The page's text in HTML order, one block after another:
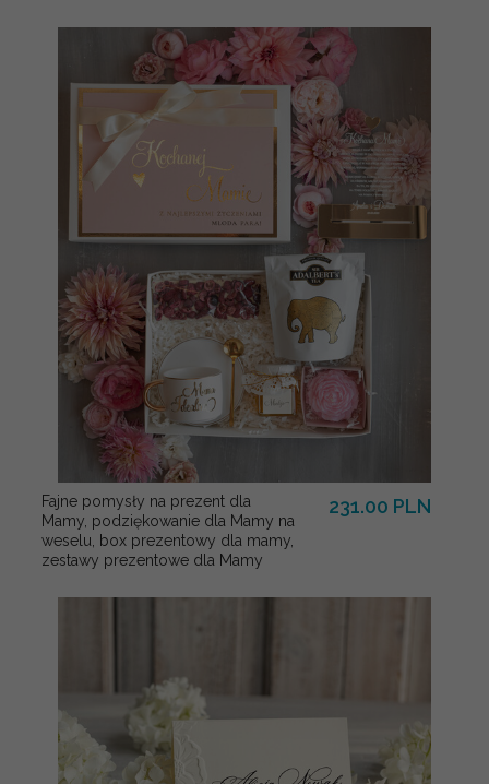
Fajne pomysły na prezent dla
Mamy, podziękowanie dla Mamy na
weselu, box prezentowy dla mamy,
zestawy prezentowe dla Mamy
231.00 PLN